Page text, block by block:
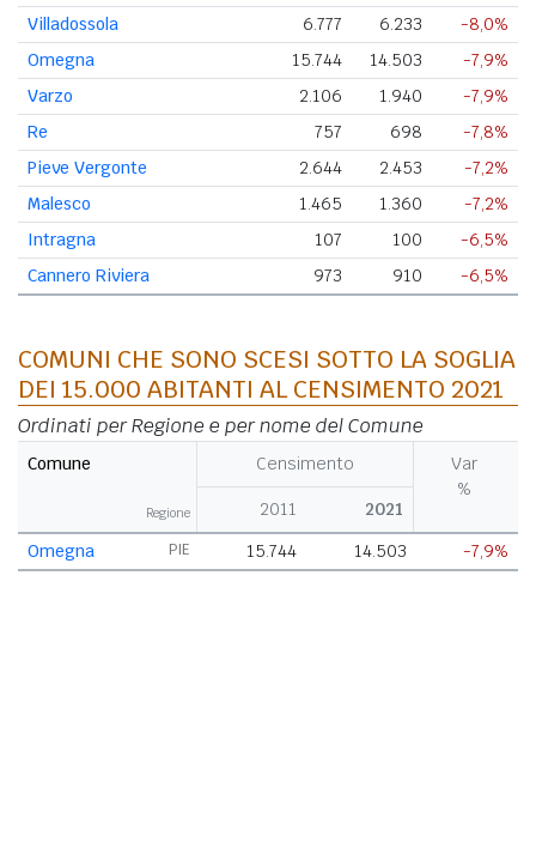
Villadossola
6.777 6.233
-8,0%
Omegna
15.744 14.503
-7,9%
Varzo
2.106 1.940
-7,9%
Re
757 698
-7,8%
Pieve Vergonte
2.644 2.453
-7,2%
Malesco
1.465 1.360
-7,2%
Intragna
107 100
-6,5%
Cannero Riviera
973 910 -6,5%
COMUNI CHE SONO SCESI SOTTO LA SOGLIA
DEI 15.000 ABITANTI AL CENSIMENTO 2021
Ordinati per Regione e per nome del Comune
Comune Censimento
Var
%
Regione 2011 2021
PIE
Omegna 15.744 14.503 -7,9%